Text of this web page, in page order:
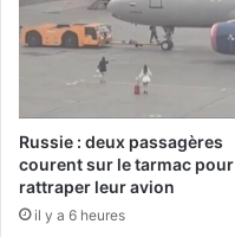
Russie : deux passagères
courent sur le tarmac pour
rattraper leur avion
il y a 6 heures